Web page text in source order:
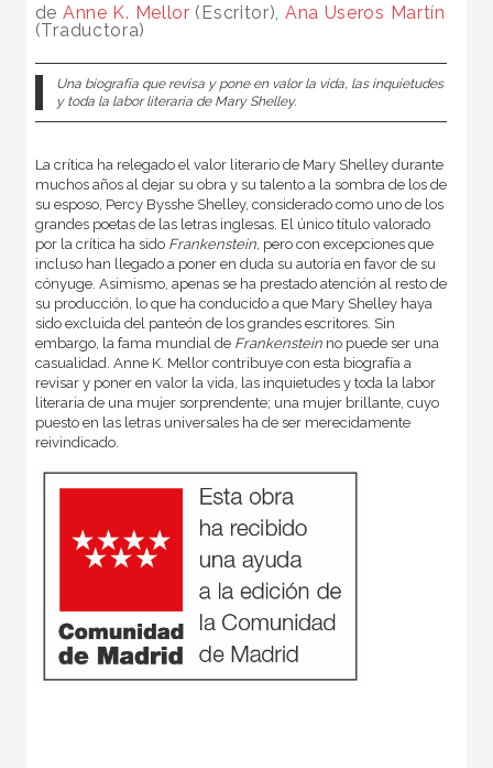
de Anne K. Mellor (Escritor), Ana Useros Martín
(Traductora)
Una biografía que revisa y pone en valor la vida, las inquietudes
y toda la labor literaria de Mary Shelley.
La crítica ha relegado el valor literario de Mary Shelley durante
muchos años al dejar su obra y su talento a la sombra de los de
su esposo, Percy Bysshe Shelley, considerado como uno de los
grandes poetas de las letras inglesas. El único título valorado
por la crítica ha sido Frankenstein, pero con excepciones que
incluso han llegado a poner en duda su autoría en favor de su
cónyuge. Asimismo, apenas se ha prestado atención al resto de
su producción, lo que ha conducido a que Mary Shelley haya
sido excluida del panteón de los grandes escritores. Sin
embargo, la fama mundial de Frankenstein no puede ser una
casualidad. Anne K. Mellor contribuye con esta biografía a
revisar y poner en valor la vida, las inquietudes y toda la labor
literaria de una mujer sorprendente; una mujer brillante, cuyo
puesto en las letras universales ha de ser merecidamente
reivindicado.